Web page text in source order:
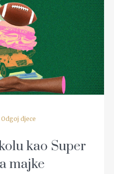
MORE
Odgoj djece
kao Super
majke